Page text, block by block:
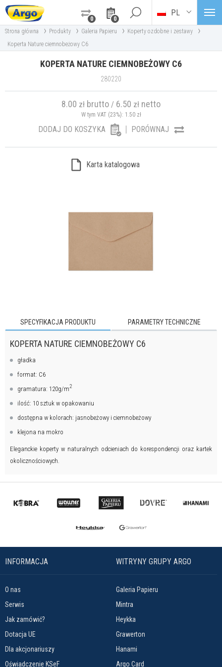
0
0
PL
Strona główna › Produkty › Galeria Papieru › Koperty ozdobne i zestawy ›
Koperta Nature ciemnobeżowy C6
KOPERTA NATURE CIEMNOBEŻOWY C6
280220
8.00 zł brutto / 6.50 zł netto
W tym VAT (23%): 1.50zł
DODAJ DO KOSZYKA PORÓWNAJ
Karta katalogowa
SPECYFIKACJA PRODUKTU PARAMETRY TECHNICZNE
KOPERTA NATURE CIEMNOBEŻOWY C6
gładka
format: C6
gramatura: 120g/m2
ilość: 10 sztuk w opakowaniu
dostępna w kolorach: jasnobeżowy i ciemnobeżowy
klejona na mokro
Eleganckie koperty w naturalnych odcieniach do korespondencji oraz kartek
okolicznościowych.
INFORMACJA
O nas
Serwis
Jak zamówić?
Dotacja UE
Dla akcjonariuszy
Oświadczenie KSeF
WITRYNY GRUPY ARGO
Galeria Papieru
Mintra
Heykka
Grawerton
Hanami
Argo Card